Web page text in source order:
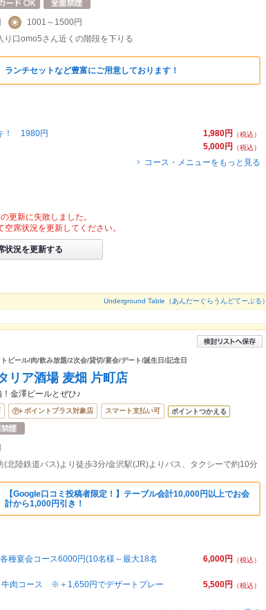
1001～1500円
り口omo5さん近くの階段を下りる
ランチセットなど豊富にご用意しております！
1,980円
（税込）
！ 1980円
5,000円
（税込）
コース・メニューをもっと見る
更新に失敗しました。
席状況を更新してください。
状況を更新する
Underground Table（あんだーぐらうんどてーぶる）
ビール/肉/飲み放題/2次会/貸切/宴会/デート/誕生日/記念日
リア酒場 麦畑 片町店
金澤ビールとぜひ♪
ポイントプラス対象店 スマート支払い可 ポイントつかえる
(北陸鉄道バス)より徒歩3分/金沢駅(JR)よりバス、タクシーで約10分
【Google口コミ投稿者限定！】テーブル会計10,000円以上でお会
計から1,000円引き！
6,000円
（税込）
種宴会コース6000円(10名様～最大18名
5,500円
（税込）
肉コース ※＋1,650円でデザートプレー